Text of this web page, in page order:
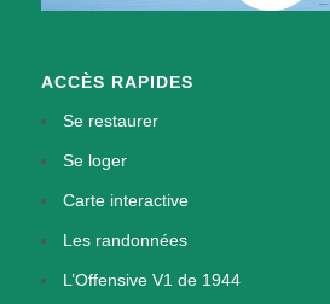
ACCÈS RAPIDES
Se restaurer
Se loger
Carte interactive
Les randonnées
L’Offensive V1 de 1944